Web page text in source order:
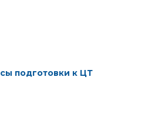
подготовки к ЦТ